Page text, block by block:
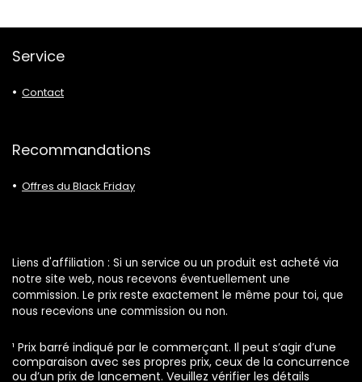
Service
Contact
Recommandations
Offres du Black Friday
Liens d'affiliation : Si un service ou un produit est acheté via
notre site web, nous recevons éventuellement une
commission. Le prix reste exactement le même pour toi, que
nous recevions une commission ou non.
¹ Prix barré indiqué par le commerçant. Il peut s’agir d’une
comparaison avec ses propres prix, ceux de la concurrence
ou d’un prix de lancement. Veuillez vérifier les détails